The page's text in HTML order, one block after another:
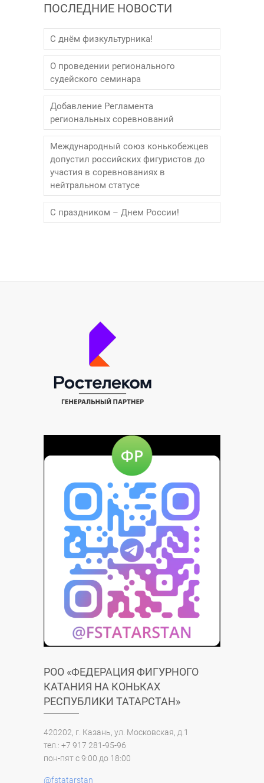
ПОСЛЕДНИЕ НОВОСТИ
С днём физкультурника!
О проведении регионального
судейского семинара
Добавление Регламента
региональных соревнований
Международный союз конькобежцев
допустил российских фигуристов до
участия в соревнованиях в
нейтральном статусе
С праздником – Днем России!
РОО «ФЕДЕРАЦИЯ ФИГУРНОГО
КАТАНИЯ НА КОНЬКАХ
РЕСПУБЛИКИ ТАТАРСТАН»
420202, г. Казань, ул. Московская, д.1
тел.: +7 917 281-95-96
пон-пят с 9:00 до 18:00
@fstatarstan